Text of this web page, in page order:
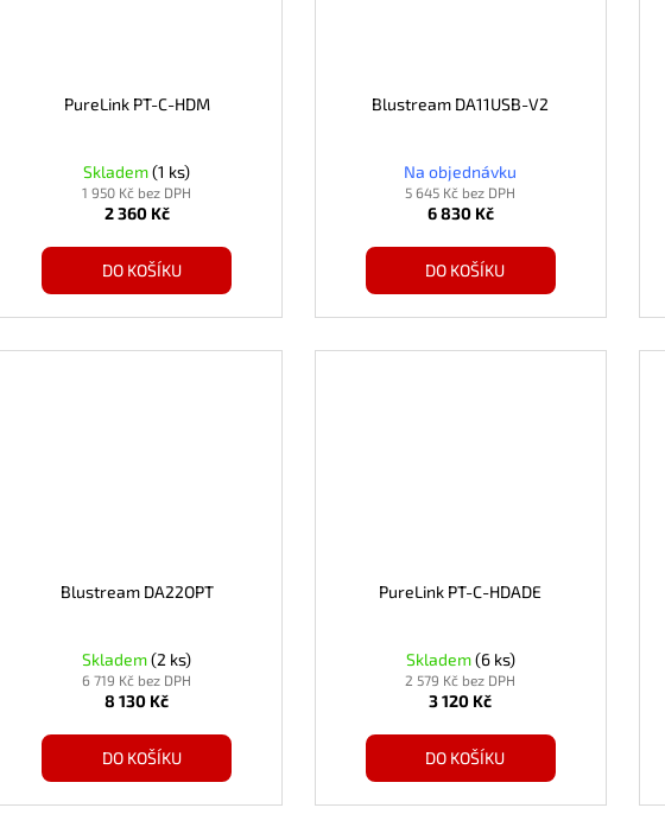
PureLink PT-C-HDM
Skladem(1 ks)
1 950 Kč bez DPH
2 360 Kč
DO KOŠÍKU
Blustream DA11USB-V2
Na objednávku
5 645 Kč bez DPH
6 830 Kč
DO KOŠÍKU
Blustream DA22OPT
Skladem(2 ks)
6 719 Kč bez DPH
8 130 Kč
DO KOŠÍKU
PureLink PT-C-HDADE
Skladem(6 ks)
2 579 Kč bez DPH
3 120 Kč
DO KOŠÍKU